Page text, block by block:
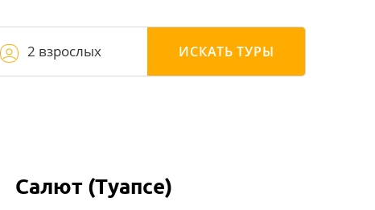
2 взрослых ИСКАТЬ ТУРЫ
Салют (Туапсе)